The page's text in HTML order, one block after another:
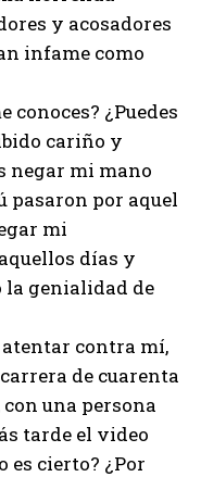
y acosadores
infame como
conoces? ¿Puedes
cariño y
negar mi mano
pasaron por aquel
mi
días y
la genialidad de
atentar contra mí,
de cuarenta
con una persona
tarde el video
es cierto? ¿Por